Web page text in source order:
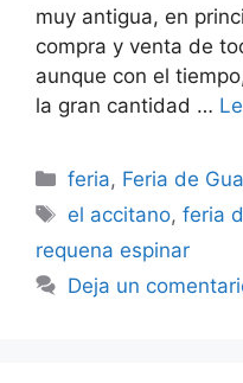
muy antigua, en
compra y venta de
aunque con el
la gran cantidad …
Categorías
feria, Feria de
Etiquetas
el accitano,feria
requena espinar
Deja un